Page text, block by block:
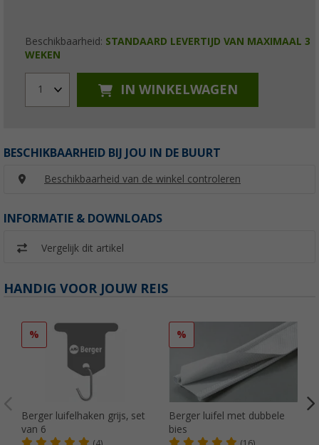
Beschikbaarheid: STANDAARD LEVERTIJD VAN MAXIMAAL 3
WEKEN
1 IN WINKELWAGEN
BESCHIKBAARHEID BIJ JOU IN DE BUURT
Beschikbaarheid van de winkel controleren
INFORMATIE & DOWNLOADS
Vergelijk dit artikel
HANDIG VOOR JOUW REIS
%
Berger luifelhaken grijs, set
van 6
%
Berger luifel met dubbele
bies